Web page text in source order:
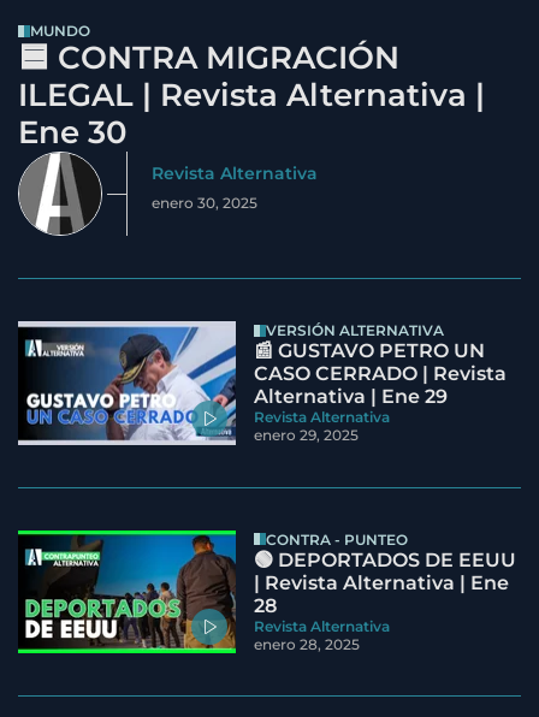
MUNDO
🟦 CONTRA MIGRACIÓN
ILEGAL | Revista Alternativa |
Ene 30
Revista Alternativa
enero 30, 2025
VERSIÓN ALTERNATIVA
📰 GUSTAVO PETRO UN
CASO CERRADO | Revista
Alternativa | Ene 29
Revista Alternativa
enero 29, 2025
CONTRA - PUNTEO
🟢 DEPORTADOS DE EEUU
| Revista Alternativa | Ene
28
Revista Alternativa
enero 28, 2025